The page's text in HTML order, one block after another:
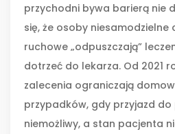
przychodni bywa barierą nie
się, że osoby
ruchowe „odpuszczają”
dotrzeć do lekarza. Od 2021
zalecenia ograniczają
przypadków, gdy przyjazd
niemożliwy, a stan pacjenta